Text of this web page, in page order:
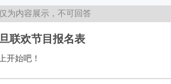
为内容展示，不可回答
联欢节目报名表
开始吧！